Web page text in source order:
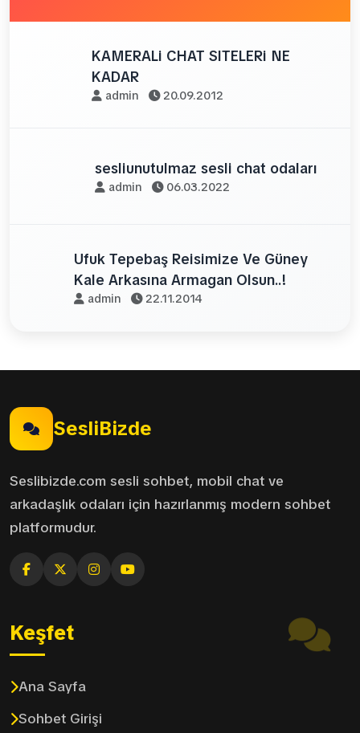
KAMERALi CHAT SITELERi NE
KADAR
admin 20.09.2012
sesliunutulmaz sesli chat odaları
admin 06.03.2022
Ufuk Tepebaş Reisimize Ve Güney
Kale Arkasına Armagan Olsun..!
admin 22.11.2014
SesliBizde
Seslibizde.com sesli sohbet, mobil chat ve
arkadaşlık odaları için hazırlanmış modern sohbet
platformudur.
Keşfet
Ana Sayfa
Sohbet Girişi